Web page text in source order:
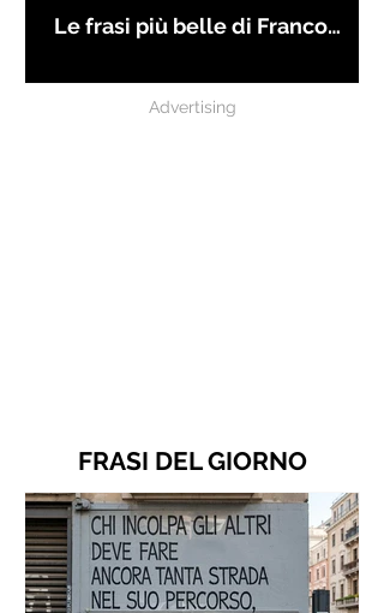
Le frasi più belle di Franco
Advertising
FRASI DEL GIORNO